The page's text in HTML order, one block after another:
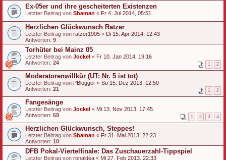
Ex-05er und ihre gescheiterten Existenzen
Letzter Beitrag von Shaman « Fr 4. Jul 2014, 05:51
Herzlichen Glückwunsch Ratzer
Letzter Beitrag von ratzer1905 « Di 15. Apr 2014, 12:43
Antworten: 9
Torhüter bei Mainz 05
Letzter Beitrag von Jockel « Fr 10. Jan 2014, 19:16
Antworten: 24 1 2
Moderatorenwillkür (UT: Nr. 5 ist tot)
Letzter Beitrag von PBlogger « So 15. Dez 2013, 12:50
Antworten: 21 1 2
Fangesänge
Letzter Beitrag von Jockel « Mi 13. Nov 2013, 17:45
Antworten: 69 1 2 3 4
Herzlichen Glückwunsch, Steppes!
Letzter Beitrag von Shaman « Fr 31. Mai 2013, 22:23
Antworten: 10
DFB Pokal-Viertelfinale: Das Zuschauerzahl-Tippspiel
Letzter Beitrag von ronaldea « Mi 27. Feb 2013, 22:33